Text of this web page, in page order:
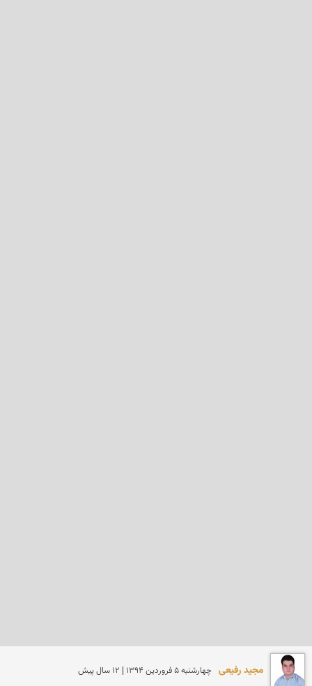
مجید رفیعی چهارشنبه 5 فروردين 1394 | 12 سال پیش